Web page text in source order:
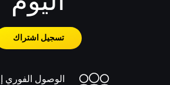
تسجيل اشتراك
الوصول الفوري